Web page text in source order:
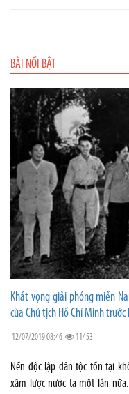
BÀI NỔI BẬT
Khát vọng giải phóng miền
của Chủ tịch Hồ Chí Minh
12/07/2019 08:46 11453
Nền độc lập dân tộc tồn tại
xâm lược nước ta một lần